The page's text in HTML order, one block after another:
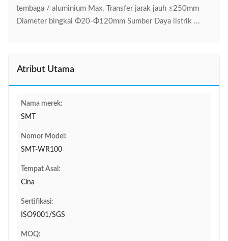
tembaga / aluminium Max. Transfer jarak jauh ≤250mm
Diameter bingkai Φ20-Φ120mm Sumber Daya listrik ...
Atribut Utama
Nama merek:
SMT
Nomor Model:
SMT-WR100
Tempat Asal:
Cina
Sertifikasi:
ISO9001/SGS
MOQ: